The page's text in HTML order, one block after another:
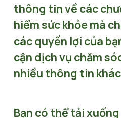
thông tin về các
hiểm sức khỏe mà
các quyền lợi của
cận dịch vụ chăm
nhiều thông tin
Bạn có thể tải